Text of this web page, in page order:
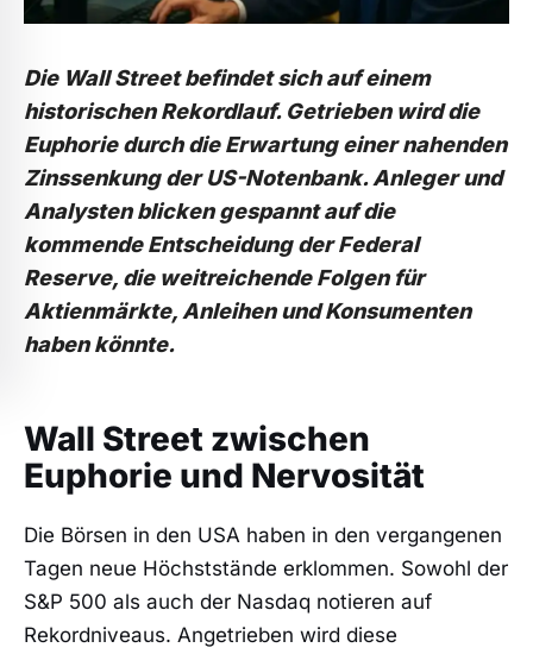
Die Wall Street befindet sich auf einem
historischen Rekordlauf. Getrieben wird die
Euphorie durch die Erwartung einer nahenden
Zinssenkung der US-Notenbank. Anleger und
Analysten blicken gespannt auf die
kommende Entscheidung der Federal
Reserve, die weitreichende Folgen für
Aktienmärkte, Anleihen und Konsumenten
haben könnte.
Wall Street zwischen
Euphorie und Nervosität
Die Börsen in den USA haben in den vergangenen
Tagen neue Höchststände erklommen. Sowohl der
S&P 500 als auch der Nasdaq notieren auf
Rekordniveaus. Angetrieben wird diese